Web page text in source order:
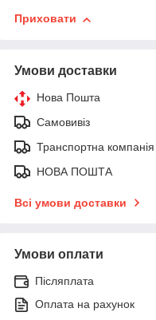
Приховати
Умови доставки
Нова Пошта
Самовивіз
Транспортна компанія
НОВА ПОШТА
Всі умови доставки
Умови оплати
Післяплата
Оплата на рахунок